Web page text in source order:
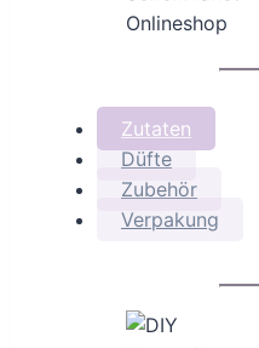
Zutaten
Düfte
Zubehör
Verpakung